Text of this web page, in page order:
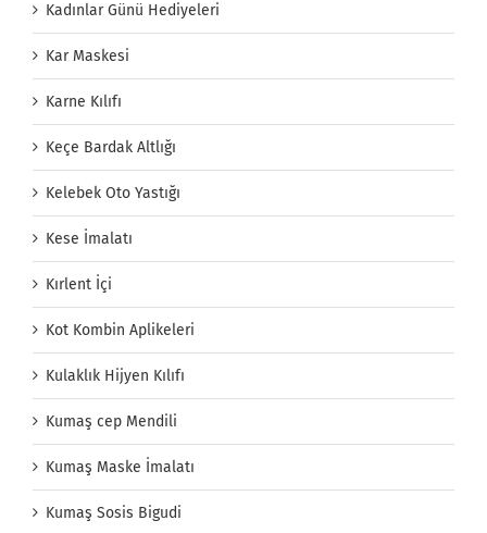
Kadınlar Günü Hediyeleri
Kar Maskesi
Karne Kılıfı
Keçe Bardak Altlığı
Kelebek Oto Yastığı
Kese İmalatı
Kırlent İçi
Kot Kombin Aplikeleri
Kulaklık Hijyen Kılıfı
Kumaş cep Mendili
Kumaş Maske İmalatı
Kumaş Sosis Bigudi